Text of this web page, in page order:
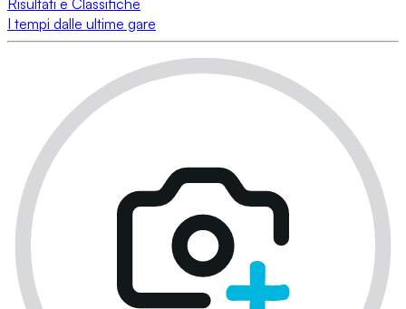
Risultati e Classifiche
I tempi dalle ultime gare